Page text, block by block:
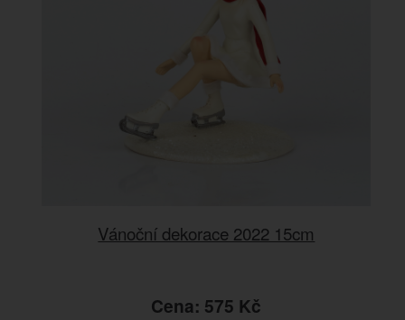
Vánoční dekorace 2022 15cm
Cena: 575 Kč